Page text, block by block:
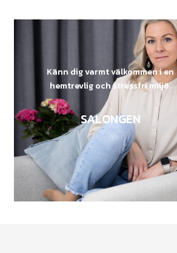
Känn dig varmt välkommen i en
hemtrevlig och stressfri miljö.
SALONGEN